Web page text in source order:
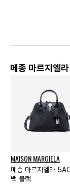
메종 마르지엘
MAISON MARGIELA
메종 마르지엘라
백 블랙